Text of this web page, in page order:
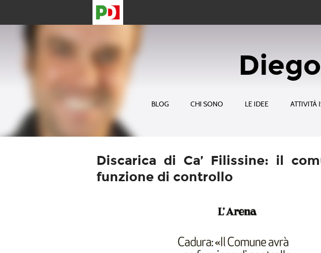
BLOG CHI SONO LE IDEE ATTIVITÀ
Discarica di Ca’ Filissine: il
funzione di controllo